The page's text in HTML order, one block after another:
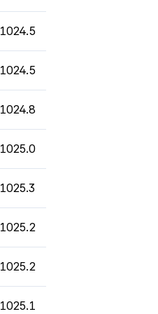
1024.5
1024.5
1024.8
1025.0
1025.3
1025.2
1025.2
1025.1